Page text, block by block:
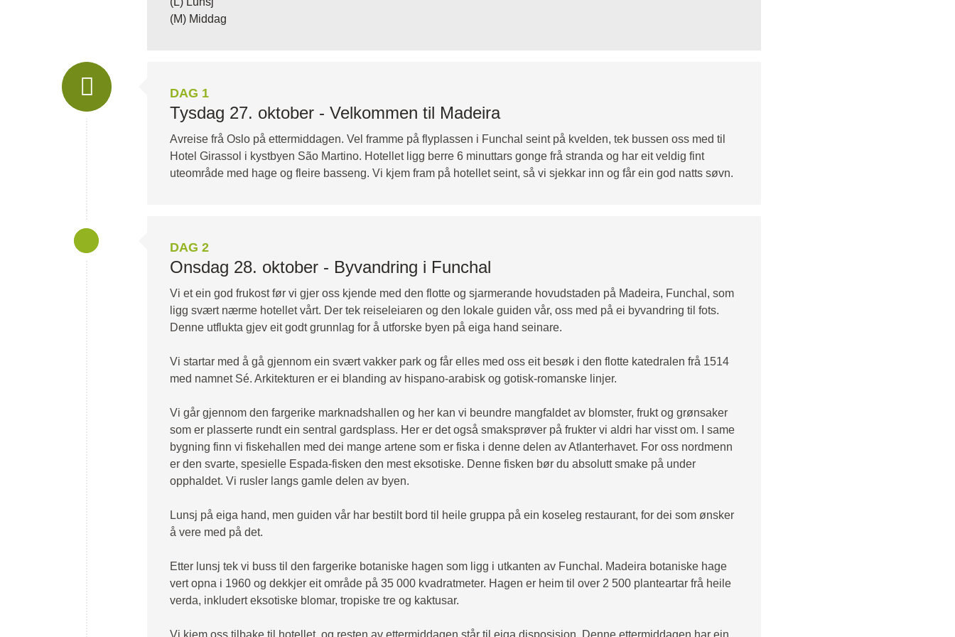
(M) Middag
DAG 1
Tysdag 27. oktober - Velkommen til Madeira
Avreise frå Oslo på ettermiddagen. Vel framme på flyplassen i Funchal seint på kvelden, tek bussen oss med til
Hotel Girassol i kystbyen São Martino. Hotellet ligg berre 6 minuttars gonge frå stranda og har eit veldig fint
uteområde med hage og fleire basseng. Vi kjem fram på hotellet seint, så vi sjekkar inn og får ein god natts søvn.
DAG 2
Onsdag 28. oktober - Byvandring i Funchal
Vi et ein god frukost før vi gjer oss kjende med den flotte og sjarmerande hovudstaden på Madeira, Funchal, som
ligg svært nærme hotellet vårt. Der tek reiseleiaren og den lokale guiden vår, oss med på ei byvandring til fots.
Denne utflukta gjev eit godt grunnlag for å utforske byen på eiga hand seinare.
Vi startar med å gå gjennom ein svært vakker park og får elles med oss eit besøk i den flotte katedralen frå 1514
med namnet Sé. Arkitekturen er ei blanding av hispano-arabisk og gotisk-romanske linjer.
Vi går gjennom den fargerike marknadshallen og her kan vi beundre mangfaldet av blomster, frukt og grønsaker
som er plasserte rundt ein sentral gardsplass. Her er det også smaksprøver på frukter vi aldri har visst om. I same
bygning finn vi fiskehallen med dei mange artene som er fiska i denne delen av Atlanterhavet. For oss nordmenn
er den svarte, spesielle Espada-fisken den mest eksotiske. Denne fisken bør du absolutt smake på under
opphaldet. Vi rusler langs gamle delen av byen.
Lunsj på eiga hand, men guiden vår har bestilt bord til heile gruppa på ein koseleg restaurant, for dei som ønsker
å vere med på det.
Etter lunsj tek vi buss til den fargerike botaniske hagen som ligg i utkanten av Funchal. Madeira botaniske hage
vert opna i 1960 og dekkjer eit område på 35 000 kvadratmeter. Hagen er heim til over 2 500 planteartar frå heile
verda, inkludert eksotiske blomar, tropiske tre og kaktusar.
Vi kjem oss tilbake til hotellet, og resten av ettermiddagen står til eiga disposisjon. Denne ettermiddagen har ein